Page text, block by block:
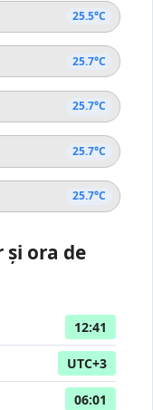
25.5°C
25.7°C
25.7°C
25.7°C
25.7°C
și ora de
12:41
UTC+3
06:01